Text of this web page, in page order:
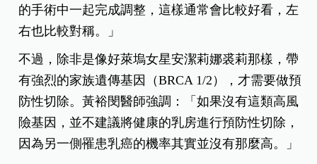
的手術中一起完成調整，這樣通常會比較好看，左
右也比較對稱。」
不過，除非是像好萊塢女星安潔莉娜裘莉那樣，帶
有強烈的家族遺傳基因（BRCA 1/2），才需要做預
防性切除。黃裕閔醫師強調：「如果沒有這類高風
險基因，並不建議將健康的乳房進行預防性切除，
因為另一側罹患乳癌的機率其實並沒有那麼高。」